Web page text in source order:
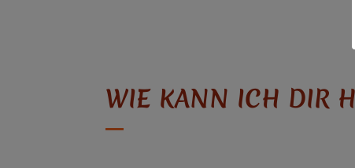
WIE KANN ICH DIR